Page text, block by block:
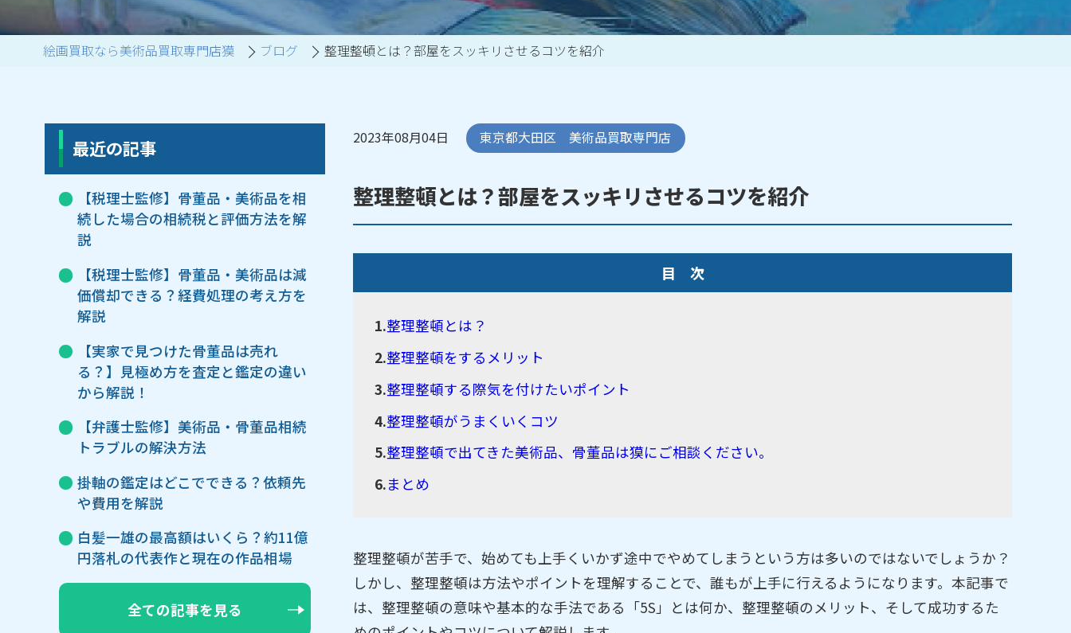
中国骨董品買取 工芸品買取 ジュエリー・ウォッチ買取
絵画買取なら美術品買取専門店獏 ブログ 整理整頓とは？部屋をスッキリさせるコツを紹介
最近の記事
【税理士監修】骨董品・美術品を相
続した場合の相続税と評価方法を解
説
【税理士監修】骨董品・美術品は減
価償却できる？経費処理の考え方を
解説
【実家で見つけた骨董品は売れ
る？】見極め方を査定と鑑定の違い
から解説！
【弁護士監修】美術品・骨董品相続
トラブルの解決方法
掛軸の鑑定はどこでできる？依頼先
や費用を解説
白髪一雄の最高額はいくら？約11億
円落札の代表作と現在の作品相場
全ての記事を見る
2023年08月04日 東京都大田区 美術品買取専門店
整理整頓とは？部屋をスッキリさせるコツを紹介
目 次
整理整頓とは？
整理整頓をするメリット
整理整頓する際気を付けたいポイント
整理整頓がうまくいくコツ
整理整頓で出てきた美術品、骨董品は獏にご相談ください。
まとめ
整理整頓が苦手で、始めても上手くいかず途中でやめてしまうという方は多いのではないでしょうか？
しかし、整理整頓は方法やポイントを理解することで、誰もが上手に行えるようになります。本記事で
は、整理整頓の意味や基本的な手法である「5S」とは何か、整理整頓のメリット、そして成功するた